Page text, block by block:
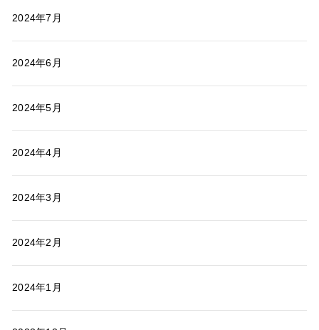
2024年7月
2024年6月
2024年5月
2024年4月
2024年3月
2024年2月
2024年1月